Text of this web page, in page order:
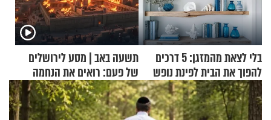
בלי לצאת מהמזגן: 5 דרכים
להפוך את הבית לפינת נופש
מעוצבת
תשעה באב | מסע לירושלים
של פעם: רואים את הנחמה